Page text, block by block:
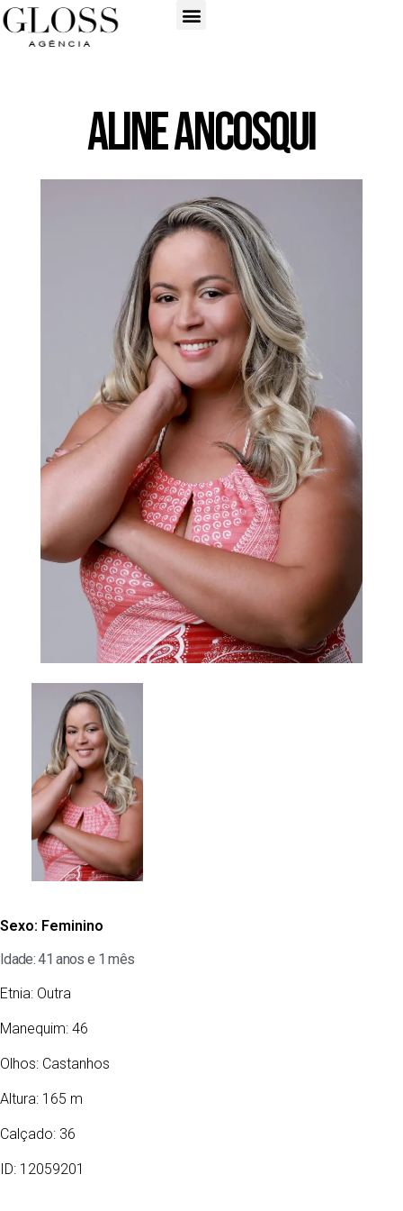
Aline Ancosqui
Sexo: Feminino
Idade: 41 anos e 1 mês
Etnia: Outra
Manequim: 46
Olhos: Castanhos
Altura: 165 m
Calçado: 36
ID: 12059201